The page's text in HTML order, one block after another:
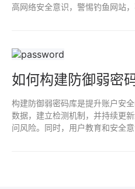
高网络安全意识，警惕钓鱼网站
如何构建防御弱密
构建防御弱密码库是提升账户安
数据，建立检测机制，并持续更
问风险。同时，用户教育和安全